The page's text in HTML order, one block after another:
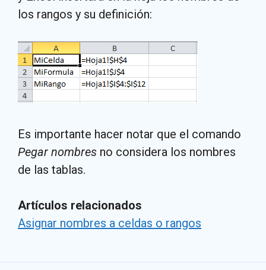
los rangos y su definición:
Es importante hacer notar que el comando
Pegar nombres no considera los nombres
de las tablas.
Artículos relacionados
Asignar nombres a celdas o rangos